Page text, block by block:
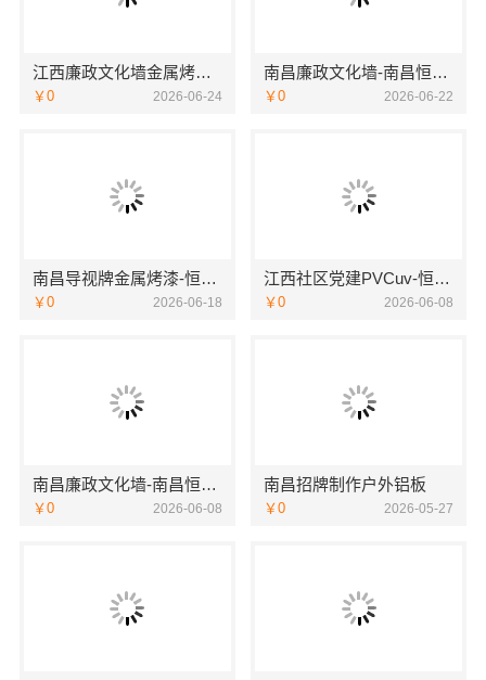
江西廉政文化墙金属烤漆-南昌恒辉广告
￥0 2026-06-24
南昌廉政文化墙-南昌恒辉广告
￥0 2026-06-22
南昌导视牌金属烤漆-恒辉广告
￥0 2026-06-18
江西社区党建PVCuv-恒辉广告
￥0 2026-06-08
南昌廉政文化墙-南昌恒辉广告
￥0 2026-06-08
南昌招牌制作户外铝板
￥0 2026-05-27